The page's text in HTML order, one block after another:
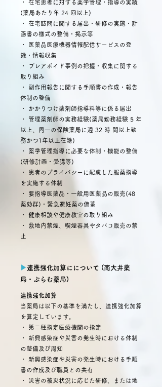
・ 在宅患者に対する薬学管理・指導の実績
(薬局あたり年 24 回以上)
・ 在宅訪問に関する届出・研修の実施・計
画書の様式の整備・掲示等
・ 医薬品医療機器情報配信サービスの登
録・情報収集
・ プレアボイド事例の把握・収集に関する
取り組み
・ 副作用報告に関する手順書の作成・報告
体制の整備
・ かかりつけ薬剤師指導料等に係る届出
・ 管理薬剤師の実務経験(薬局勤務経験 5 年
以上、同一の保険薬局に週 32 時 間以上勤
務かつ1年以上在籍)
・ 薬学管理指導に必要な体制・機能の整備
(研修計画・受講等)
・ 患者のプライバシーに配慮した服薬指導
を実施する体制
・ 要指導医薬品・一般用医薬品の販売(48
薬効群)・緊急避妊薬の備蓄
・ 健康相談や健康教室の取り組み
・ 敷地内禁煙、喫煙器具やタバコ販売の禁
止
▶︎ 連携強化加算にについて (南大井薬
局・ぷらむ薬局)
連携強化加算
当薬局は以下の基準を満たし、連携強化加算
を算定しています。
・ 第二種指定医療機関の指定
・ 新興感染症や災害の発生時における体制
の整備及び周知
・ 新興感染症や災害の発生時における手順
書の作成及び職員との共有
・ 災害の被災状況に応じた研修、または地